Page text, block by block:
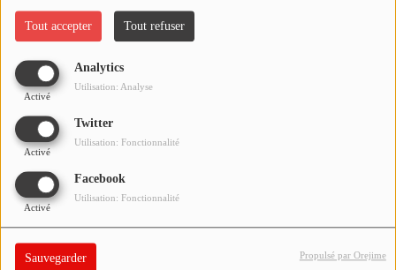
Tout accepter Tout refuser
Analytics
Activé
Utilisation: Analyse
Twitter
Activé
Utilisation: Fonctionnalité
Facebook
Activé
Utilisation: Fonctionnalité
Sauvegarder Propulsé par Orejime
ANNONCEURS & ESPACE PRO
VOTRE PUBLICITÉ SUR PONTACQ RADIO
LOCATION DE STUDIOS
ÉDUCATION AUX MÉDIAS ET À
L'INFORMATION
EN QUOI ÇA CONSISTE ?
ÉCOUTEZ LES PRODUCTIONS
Il semble que la page que vous recherchez n’existe plus.